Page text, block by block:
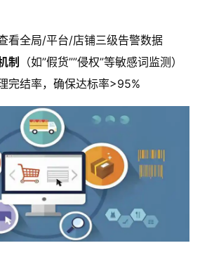
看全局/平台/店铺三级告警数据
制 （如”假货””侵权”等敏感词监测）
完结率，确保达标率>95%